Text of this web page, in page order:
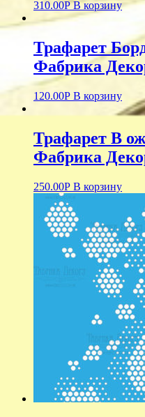
310.00Р В корзину
Трафарет
Фабрика
120.00Р В корзину
Трафарет В
Фабрика
250.00Р В корзину